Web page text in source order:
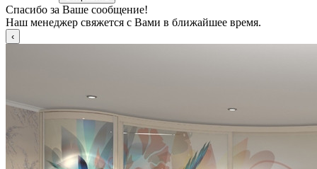
Спасибо за Ваше сообщение!
Наш менеджер свяжется с Вами в ближайшее время.